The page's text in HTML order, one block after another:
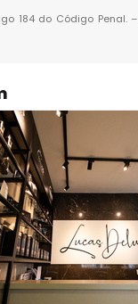
184 do Código Penal. –